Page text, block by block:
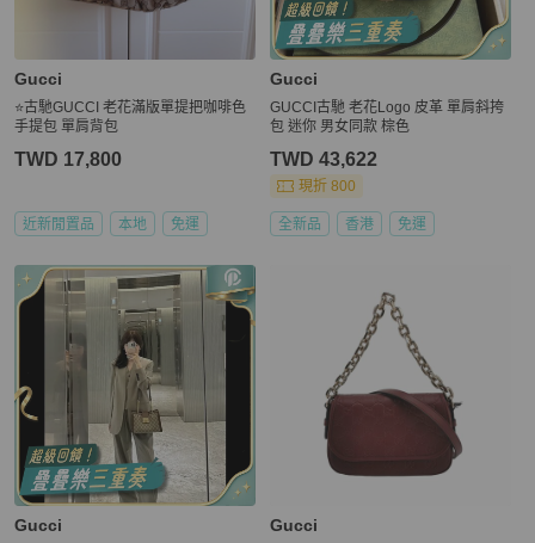
Gucci
⭐️古馳GUCCI 老花滿版單提把咖啡色
手提包 單肩背包
TWD 17,800
近新閒置品 本地 免運
Gucci
GUCCI古馳 老花Logo 皮革 單肩斜挎
包 迷你 男女同款 棕色
TWD 43,622
現折 800
全新品 香港 免運
Gucci Gucci